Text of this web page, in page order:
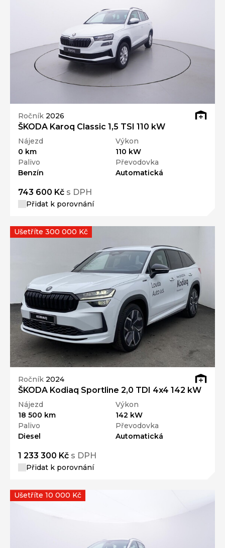
Ročník 2026
ŠKODA Karoq Classic 1,5 TSI 110 kW
Nájezd
0 km
Výkon
110 kW
Palivo
Benzín
Převodovka
Automatická
743 600 Kč s DPH
Přidat k porovnání
Ročník 2024
ŠKODA Kodiaq Sportline 2,0 TDI 4x4 142 kW
Nájezd
18 500 km
Výkon
142 kW
Palivo
Diesel
Převodovka
Automatická
1 233 300 Kč s DPH
Přidat k porovnání
Ušetříte 300 000 Kč
Ušetříte 10 000 Kč